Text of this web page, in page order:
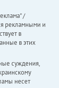
/
рекламными и
в
в этих
суждения,
несет